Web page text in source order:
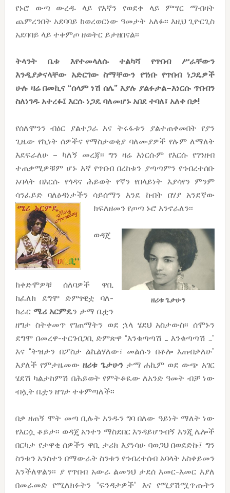
የኑሮ ውጣ ውረዱ ላይ የእኛን የወደቀ ላይ ምሣር ማብዛት
ጨምረንበት አደባባይ ከወረወርነው ዓመታት አለፉ፡፡ እዚህ ጊዮርጊስ
አደባባይ ላይ ተቀምጦ ዘወትር ይታዘበናል፡፡
ትላንት ቤቱ እየተመላለሱ ተልካሻ የጥበብ
ሥራቸውን
እንዲያቃናላቸው አድርገው ስማቸውን የገነቡ የጥበብ ነጋዴዎች
ሁሉ ዛሬ በመኪና “ሰላም ነሽ ሰሌ” እያሉ ያልፉታል–እነርሱ ጥበብን
ስለነገዱ አተረፉ፤ እርሱ ነጋዴ ባለመሆኑ አበደ ተባለ፣ አለቀ በቃ!
የሰለሞንን ብዕር ያልተጋራ እና ትሩፋቱን ያልተጠቀመበት የያን
ጊዜው የኪነት ሰዎችና የማስታወቂያ ባለሙያዎች የሉም ለማለት
እደፍራለሁ – ካለኝ መረጃ፡፡ ግን ዛሬ እነርሱም የእርሱ የገንዘብ
ተጠቃሚዎቹም ሆኑ እኛ የጥበብ በረከቱን ያጣጣምን የኅብረተሰቡ
አባላት በእርሱ የጎዳና ሕይወት የኛን የበላይነት እያሳየን ምንም
ሳንፈይድ ባለዕዳነታችን ሳይሰማን እንደ ከብት በሃያ አንደኛው
ክፍለዘመን የጦጣ ኑሮ እንኖራለን፡፡
ዘሪቱ ጌታሁን
ወዳጄ
ከቀድሞዎቹ ሰለባዎች ዋቢ
ከፈለክ ደግሞ ድምፃዊቷ ባለ-
ክራር ሜሪ አርምዴን ታማ ቤቷን
ዘግታ ስትቀመጥ የገጠማትን ወደ ኋላ ሄደህ አስታውስ፡፡ ሰሞኑን
ደግሞ በመረዋ-ተርገብጋቢ ድምጽዋ “እንቁጣጣሽ … እንቁጣጣሽ …”
እና “ትዝታን በፖስታ ልኬልሃለው፣ መልሱን በቶሎ እጠብቃለሁ”
እያለች የምታዜመው ዘሪቱ ጌታሁንታማ ሐኪም ወደ ውጭ አገር
ሄደሽ ካልታከምሽ በሕይወት የምትቆዪው ለአንድ ዓመት ብቻ ነው
ብሏት ቤቷን ዘግታ ተቀምጣለች፡፡
በቃ ዘጠኝ ሞት መጣ ቢሉት አንዱን ግባ በለው ዓይነት ማለት ነው
የእርሷ ቆይታ፡፡ ወዳጄ አንተን ማስደበር እንዳይሆንብኝ እንጂ ሌሎች
በርካታ የታዋቂ ሰዎችን ዋቢ ታሪክ እያነሳሁ ባወጋህ በወደድኩ፤ ግን
ስንቱን አንስተን በማውራት ስንቱን የኅብረተሰብ አባላት አስቀይመን
እንችለዋልን፡፡ ያ የጥበብ አውራ ልመንህ ታደሰ እመር-እመር እያለ
በመራመድ የሚለክፉትን “ፍንዳታዎች” እና የሚያሽሟጥጡትን